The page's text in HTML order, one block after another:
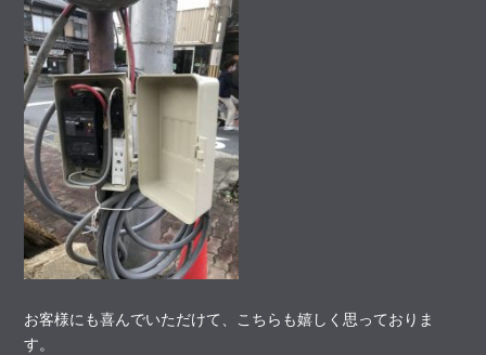
お客様にも喜んでいただけて、こちらも嬉しく思っておりま
す。